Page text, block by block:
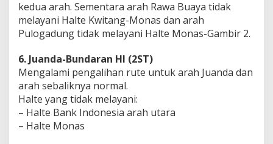
kedua arah. Sementara arah Rawa Buaya tidak
melayani Halte Kwitang-Monas dan arah
Pulogadung tidak melayani Halte Monas-Gambir 2.
6. Juanda-Bundaran HI (2ST)
Mengalami pengalihan rute untuk arah Juanda dan
arah sebaliknya normal.
Halte yang tidak melayani:
– Halte Bank Indonesia arah utara
– Halte Monas